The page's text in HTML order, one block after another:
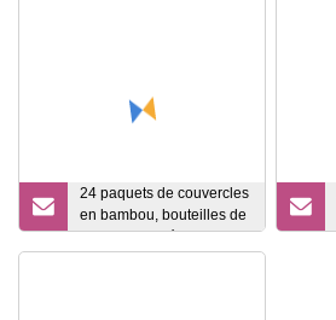
24 paquets de couvercles
en bambou, bouteilles de
stockage carrées pour